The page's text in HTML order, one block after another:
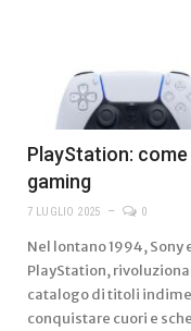
PlayStation:
gaming
7 LUGLIO 2025 0
Nel lontano 1994,
PlayStation,
catalogo di titoli
conquistare cuori e